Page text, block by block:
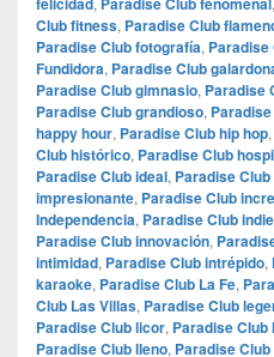
Club fitness, Paradise Club
Paradise Club fotografía,
Fundidora, Paradise Club
Paradise Club gimnasio, Paradise
Paradise Club grandioso,
happy hour, Paradise Club hip hop,
Club histórico, Paradise Club
Paradise Club ideal, Paradise
impresionante, Paradise Club
Independencia, Paradise Club indie
Paradise Club innovación,
intimidad, Paradise Club intrépido,
karaoke, Paradise Club La Fe,
Club Las Villas, Paradise Club
Paradise Club licor, Paradise Club
Paradise Club lleno, Paradise